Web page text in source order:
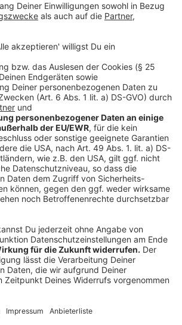
wieder viele Händler mit Waren
bis hin zu Blumen dabei.
den Volksgarten
am Samstag können wir diesen
beim Social-Run im Volksgarten
mit anderen wird eine gut 5
Runde gelaufen. Treffpunkt ist um 12
jeder, der möchte, egal ob Anfänger
gibt es im Anschluss in der
gemeinsam einen Kaffee zu
Kuchen zu essen.